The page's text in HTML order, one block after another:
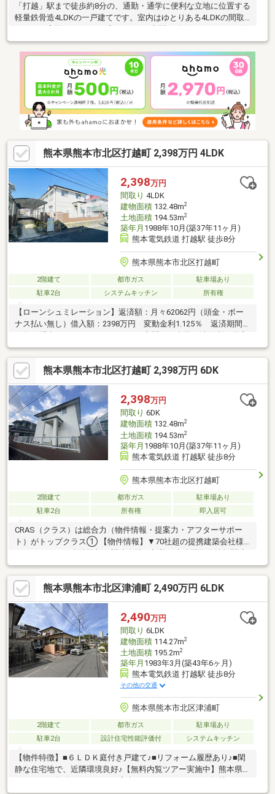
「打越」駅まで徒歩約8分の、通勤・通学に便利な立地に位置する
軽量鉄骨造4LDKの一戸建てです。室内はゆとりある4LDKの間取
ングでは自然と家族が集まる、バランスの良い住まいとなってい
ます。さらに、お庭付きのため、ガーデニングやお子様の遊び
場、ペットとの時間など戸建ならではの暮らしを楽しめます。駅
徒歩圏でありながら、落ち着いた暮らしを実現できる点も魅力で
す♪ご家族での新生活を見据えた住まいとして、ぜひ一度ご検討く
ださい！！『コスギ不動産リアルティ』では、住まい探しをトー
タルサポートいたします！ぜひお気軽にご相談ください♪
熊本県熊本市北区打越町 2,398万円 4LDK
2,398万円
間取り 4LDK
建物面積132.48m2
土地面積194.53m2
築年月 1988年10月(築37年11ヶ月)
熊本電気鉄道 打越駅 徒歩8分
熊本県熊本市北区打越町
2階建て 都市ガス
駐車場あり
駐車2台
システムキッチン 所有権
【ローンシュミレーション】返済額：月々62062円（頭金・ボー
ナス払い無し）借入額：2398万円 変動金利1.125％ 返済期間
に行ける動線。☆ＬＤＫは約19帖と広々で家族団らんの時間を過
ごせます。☆2階居室は全居室約6帖以上と広々とした空間。☆近
隣商業施設充実。☆打越バス停まで徒歩約4分とお出かけしやす
い立地。
熊本県熊本市北区打越町 2,398万円 6DK
2,398万円
間取り 6DK
建物面積132.48m2
土地面積194.53m2
築年月 1988年10月(築37年11ヶ月)
熊本電気鉄道 打越駅 徒歩8分
熊本県熊本市北区打越町
2階建て 都市ガス
駐車場あり
駐車2台
所有権 即入居可
CRAS（クラス）は総合力（物件情報・提案力・アフターサポー
ト）がトップクラス① 【物件情報】▼70社超の提携建築会社様
会社にグッドバイバイ② 【提案力】▼住宅ローン提携金融機関
が多数▼後悔しないためのライフプランシミュレーション家計
（生命保険や通信費）の見直しのプロ在籍③ 【アフターサポー
ト】▼税金面等のアドバイス資金贈与や住宅ローン控除等▼お引
渡し後のアフターサポートお引渡し後のリフォームもお任せ！将
来的な売却・賃貸等の運用サポートも
熊本県熊本市北区津浦町 2,490万円 6LDK
2,490万円
間取り 6LDK
建物面積114.27m2
土地面積195.2m2
築年月 1983年3月(築43年6ヶ月)
熊本電気鉄道 打越駅 徒歩8分
その他の交通
熊本県熊本市北区津浦町
2階建て 都市ガス
駐車場あり
駐車2台
設計住宅性能評価付 システムキッチン
【物件特徴】■６ＬＤＫ庭付き戸建て♪■リフォーム履歴あり♪■閑
静な住宅地で、近隣環境良好♪【無料内覧ツアー実施中】熊本県内